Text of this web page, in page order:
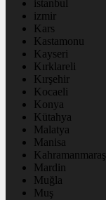
istanbul
izmir
Kars
Kastamonu
Kayseri
Kırklareli
Kırşehir
Kocaeli
Konya
Kütahya
Malatya
Manisa
Kahramanmaraş
Mardin
Muğla
Muş